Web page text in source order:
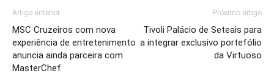
Artigo anterior
MSC Cruzeiros com nova
experiência de entretenimento
anuncia ainda parceira com
MasterChef
Próximo artigo
Tivoli Palácio de Seteais para
a integrar exclusivo portefólio
da Virtuoso